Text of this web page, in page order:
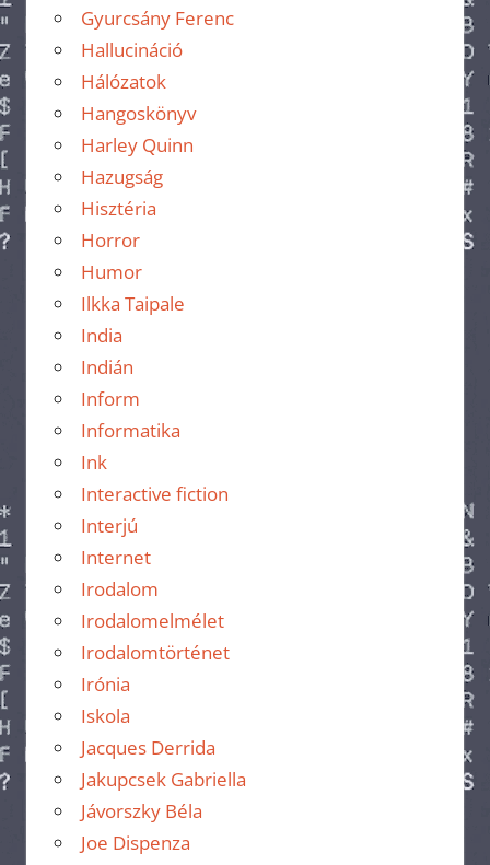
Gyurcsány Ferenc
Hallucináció
Hálózatok
Hangoskönyv
Harley Quinn
Hazugság
Hisztéria
Horror
Humor
Ilkka Taipale
India
Indián
Inform
Informatika
Ink
Interactive fiction
Interjú
Internet
Irodalom
Irodalomelmélet
Irodalomtörténet
Irónia
Iskola
Jacques Derrida
Jakupcsek Gabriella
Jávorszky Béla
Joe Dispenza